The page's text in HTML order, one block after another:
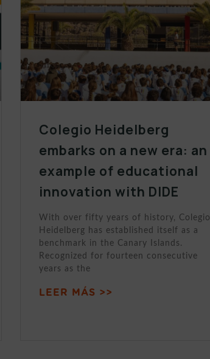
Colegio Heidelberg
embarks on a new era: an
example of educational
innovation with DIDE
With over fifty years of history, Colegio
Heidelberg has established itself as a
benchmark in the Canary Islands.
Recognized for fourteen consecutive
years as the
LEER MÁS >>